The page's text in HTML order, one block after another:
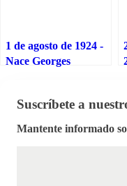
1 de agosto de 1924 -
Nace Georges
desarrollar los
detectores de
Suscríbete a
Mantente informado